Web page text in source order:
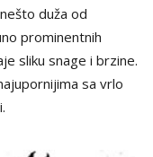
duža od
prominentnih
sliku snage i brzine.
sa vrlo